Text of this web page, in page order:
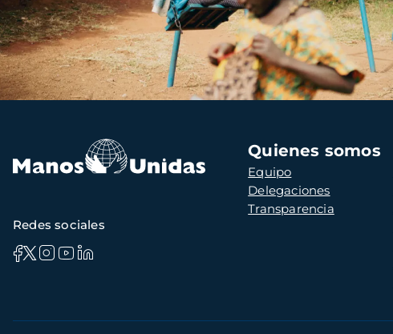
Navegación
principal
Quienes somos
Equipo
Delegaciones
Transparencia
Redes sociales